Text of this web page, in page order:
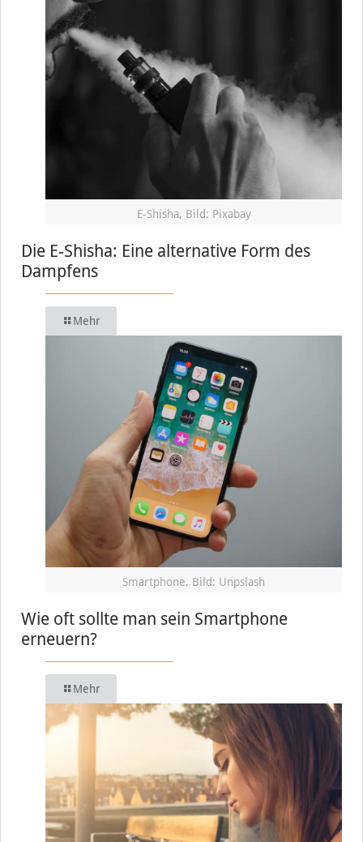
E-Shisha, Bild: Pixabay
Die E-Shisha: Eine alternative Form des
Dampfens
Mehr
Smartphone, Bild: Unpslash
Wie oft sollte man sein Smartphone
erneuern?
Mehr